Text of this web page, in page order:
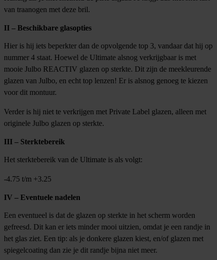
van traanogen met deze bril.
II – Beschikbare glasopties
Hier is hij iets beperkter dan de opvolgende top 3, vandaar dat hij op
nummer 4 staat. Hoewel de Ultimate alsnog verkrijgbaar is met
mooie Julbo REACTIV glazen op sterkte. Dit zijn de meekleurende
glazen van Julbo, en echt top lenzen! Er is alsnog genoeg te kiezen
voor dit montuur.
Verder is hij niet te verkrijgen met Private Label glazen, alleen met
originele Julbo glazen op sterkte.
III – Sterktebereik
Het sterktebereik van de Ultimate is als volgt:
-4.75 t/m +3.25
IV – Eventuele nadelen
Een eventueel is dat de glazen op sterkte in het scherm worden
gefreesd. Dit kan er iets minder mooi uitzien, omdat je een randje in
het glas ziet. Een tip: als je donkere glazen kiest, en/of glazen met
spiegelcoating dan zie je dit randje bijna niet meer.